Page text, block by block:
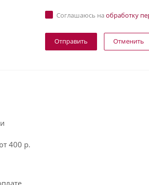
Соглашаюсь на обработку
Отменить
400 р.